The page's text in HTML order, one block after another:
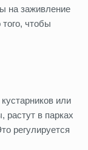
на заживление
чтобы
или
в парках
регулируется